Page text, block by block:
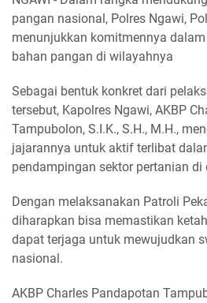
pangan nasional, Polres Ngawi,
menunjukkan komitmennya
bahan pangan di wilayahnya
Sebagai bentuk konkret dari
tersebut, Kapolres Ngawi, AKBP
Tampubolon, S.I.K., S.H., M.H.,
jajarannya untuk aktif terlibat
pendampingan sektor pertanian di
Dengan melaksanakan Patroli
diharapkan bisa memastikan
dapat terjaga untuk mewujudkan
nasional.
AKBP Charles Pandapotan